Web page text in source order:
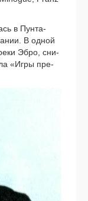
в Пунта-
В одной
Эбро, сни­
«Игры пре­